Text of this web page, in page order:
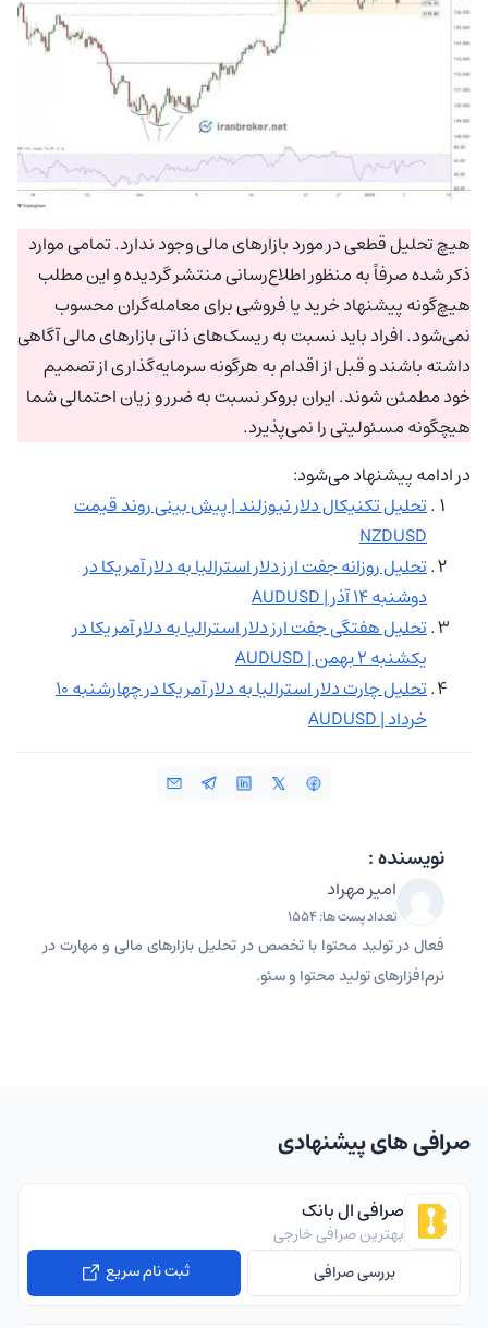
هیچ تحلیل قطعی در مورد بازارهای مالی وجود ندارد. تمامی موارد
ذکر شده صرفاً به منظور اطلاع‌رسانی منتشر گردیده و این مطلب
هیچ‌گونه پیشنهاد خرید یا فروشی برای معامله‌گران محسوب
نمی‌شود. افراد باید نسبت به ریسک‌های ذاتی بازارهای مالی آگاهی
داشته باشند و قبل از اقدام به هرگونه سرمایه‌گذاری از تصمیم
خود مطمئن شوند. ایران بروکر نسبت به ضرر و زیان احتمالی شما
هیچگونه مسئولیتی را نمی‌پذیرد.
در ادامه پیشنهاد می‌شود:
تحلیل تکنیکال دلار نیوزلند | پیش بینی روند قیمت
NZDUSD
تحلیل روزانه جفت ارز دلار استرالیا به دلار آمریکا در
دوشنبه ۱۴ آذر | AUDUSD
تحلیل هفتگی جفت ارز دلار استرالیا به دلار آمریکا در
یکشنبه ۲ بهمن | AUDUSD
تحلیل چارت دلار استرالیا به دلار آمریکا در چهارشنبه 10
خرداد | AUDUSD
نویسنده :
امیر مهراد
تعداد پست ها: 1554
فعال در تولید محتوا با تخصص در تحلیل بازارهای مالی و مهارت در
نرم‌افزارهای تولید محتوا و سئو.
صرافی های پیشنهادی
صرافی ال بانک
بهترین صرافی خارجی
بررسی صرافی
ثبت نام سریع